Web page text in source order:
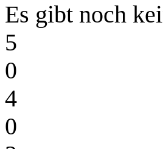
Es gibt noch
5
0
4
0